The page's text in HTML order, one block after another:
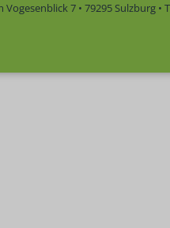
7 • 79295 Sulzburg •